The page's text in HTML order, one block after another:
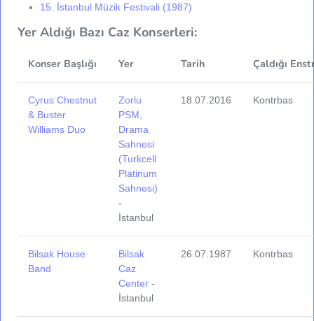
15. İstanbul Müzik Festivali (1987)
Yer Aldığı Bazı Caz Konserleri:
Konser Başlığı Yer Tarih Çaldığı
Cyrus Chestnut
& Buster
Williams Duo
Zorlu
PSM,
Drama
Sahnesi
(Turkcell
Platinum
Sahnesi)
-
İstanbul
18.07.2016 Kontrbas
Bilsak House
Band
Bilsak
Caz
Center -
İstanbul
26.07.1987 Kontrbas